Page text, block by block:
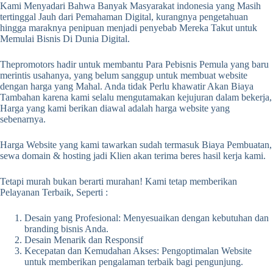
Kami Menyadari Bahwa Banyak Masyarakat indonesia yang Masih
tertinggal Jauh dari Pemahaman Digital, kurangnya pengetahuan
hingga maraknya penipuan menjadi penyebab Mereka Takut untuk
Memulai Bisnis Di Dunia Digital.
Thepromotors hadir untuk membantu Para Pebisnis Pemula yang baru
merintis usahanya, yang belum sanggup untuk membuat website
dengan harga yang Mahal. Anda tidak Perlu khawatir Akan Biaya
Tambahan karena kami selalu mengutamakan kejujuran dalam bekerja,
Harga yang kami berikan diawal adalah harga website yang
sebenarnya.
Harga Website yang kami tawarkan sudah termasuk Biaya Pembuatan,
sewa domain & hosting jadi Klien akan terima beres hasil kerja kami.
Tetapi murah bukan berarti murahan! Kami tetap memberikan
Pelayanan Terbaik, Seperti :
Desain yang Profesional: Menyesuaikan dengan kebutuhan dan
branding bisnis Anda.
Desain Menarik dan Responsif
Kecepatan dan Kemudahan Akses: Pengoptimalan Website
untuk memberikan pengalaman terbaik bagi pengunjung.